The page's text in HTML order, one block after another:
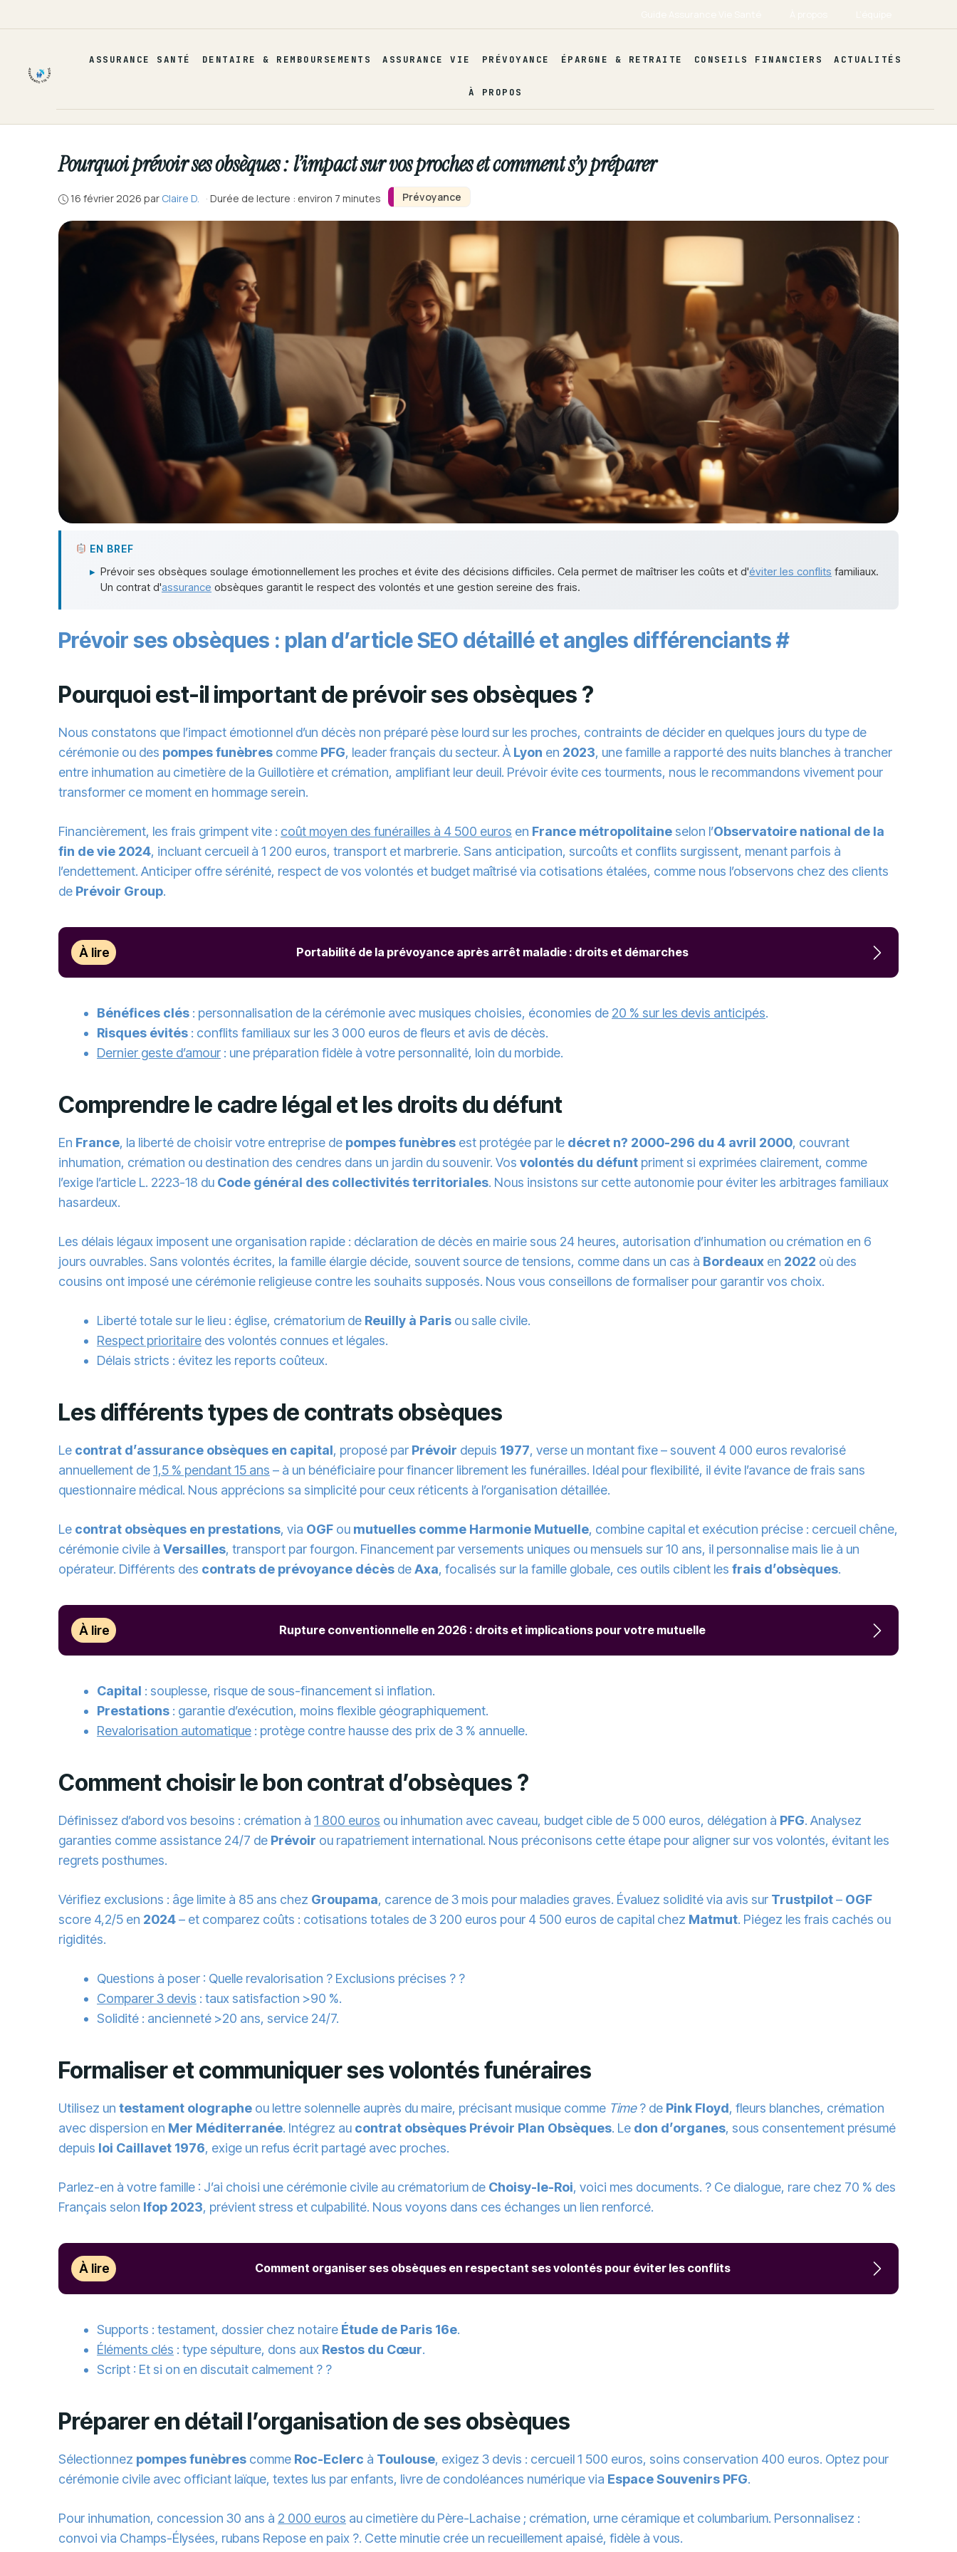
au
ASSURANCE SANTÉ DENTAIRE & REMBOURSEMENTS ASSURANCE VIE PRÉVOYANCE ÉPARGNE & RETRAITE CONSEILS FINANCIERS ACTUALITÉS
À PROPOS
Prévoyance
Pourquoi prévoir ses obsèques : l’impact sur vos proches et comment s’y préparer
16 février 2026 par Claire D. · Durée de lecture : environ 7 minutes
EN BREF
▸ Prévoir ses obsèques soulage émotionnellement les proches et évite des décisions difficiles. Cela permet de maîtriser les coûts et d'éviter les conflits familiaux.
Un contrat d'assurance obsèques garantit le respect des volontés et une gestion sereine des frais.
Prévoir ses obsèques : plan d’article SEO détaillé et angles différenciants#
Pourquoi est-il important de prévoir ses obsèques ?
Nous constatons que l’impact émotionnel d’un décès non préparé pèse lourd sur les proches, contraints de décider en quelques jours du type de
cérémonie ou des pompes funèbres comme PFG, leader français du secteur. À Lyon en 2023, une famille a rapporté des nuits blanches à trancher
entre inhumation au cimetière de la Guillotière et crémation, amplifiant leur deuil. Prévoir évite ces tourments, nous le recommandons vivement pour
transformer ce moment en hommage serein.
Financièrement, les frais grimpent vite : coût moyen des funérailles à 4 500 euros en France métropolitaine selon l’Observatoire national de la
fin de vie 2024, incluant cercueil à 1 200 euros, transport et marbrerie. Sans anticipation, surcoûts et conflits surgissent, menant parfois à
l’endettement. Anticiper offre sérénité, respect de vos volontés et budget maîtrisé via cotisations étalées, comme nous l’observons chez des clients
de Prévoir Group.
À lire Portabilité de la prévoyance après arrêt maladie : droits et démarches
Bénéfices clés : personnalisation de la cérémonie avec musiques choisies, économies de 20 % sur les devis anticipés.
Risques évités : conflits familiaux sur les 3 000 euros de fleurs et avis de décès.
Dernier geste d’amour : une préparation fidèle à votre personnalité, loin du morbide.
Comprendre le cadre légal et les droits du défunt
En France, la liberté de choisir votre entreprise de pompes funèbres est protégée par le décret n? 2000-296 du 4 avril 2000, couvrant
inhumation, crémation ou destination des cendres dans un jardin du souvenir. Vos volontés du défunt priment si exprimées clairement, comme
l’exige l’article L. 2223-18 du Code général des collectivités territoriales. Nous insistons sur cette autonomie pour éviter les arbitrages familiaux
hasardeux.
Les délais légaux imposent une organisation rapide : déclaration de décès en mairie sous 24 heures, autorisation d’inhumation ou crémation en 6
jours ouvrables. Sans volontés écrites, la famille élargie décide, souvent source de tensions, comme dans un cas à Bordeaux en 2022 où des
cousins ont imposé une cérémonie religieuse contre les souhaits supposés. Nous vous conseillons de formaliser pour garantir vos choix.
Liberté totale sur le lieu : église, crématorium de Reuilly à Paris ou salle civile.
Respect prioritaire des volontés connues et légales.
Délais stricts : évitez les reports coûteux.
Les différents types de contrats obsèques
Le contrat d’assurance obsèques en capital, proposé par Prévoir depuis 1977, verse un montant fixe – souvent 4 000 euros revalorisé
annuellement de1,5 % pendant 15 ans – à un bénéficiaire pour financer librement les funérailles. Idéal pour flexibilité, il évite l’avance de frais sans
questionnaire médical. Nous apprécions sa simplicité pour ceux réticents à l’organisation détaillée.
Le contrat obsèques en prestations, via OGF ou mutuelles comme Harmonie Mutuelle, combine capital et exécution précise : cercueil chêne,
cérémonie civile à Versailles, transport par fourgon. Financement par versements uniques ou mensuels sur 10 ans, il personnalise mais lie à un
opérateur. Différents des contrats de prévoyance décès deAxa, focalisés sur la famille globale, ces outils ciblent les frais d’obsèques.
À lire Rupture conventionnelle en 2026 : droits et implications pour votre mutuelle
Capital : souplesse, risque de sous-financement si inflation.
Prestations : garantie d’exécution, moins flexible géographiquement.
Revalorisation automatique : protège contre hausse des prix de 3 % annuelle.
Comment choisir le bon contrat d’obsèques ?
Définissez d’abord vos besoins : crémation à 1 800 euros ou inhumation avec caveau, budget cible de 5 000 euros, délégation à PFG. Analysez
garanties comme assistance 24/7 de Prévoir ou rapatriement international. Nous préconisons cette étape pour aligner sur vos volontés, évitant les
regrets posthumes.
Vérifiez exclusions : âge limite à 85 ans chez Groupama, carence de 3 mois pour maladies graves. Évaluez solidité via avis sur Trustpilot– OGF
score 4,2/5 en 2024– et comparez coûts : cotisations totales de 3 200 euros pour 4 500 euros de capital chez Matmut. Piégez les frais cachés ou
rigidités.
Questions à poser : Quelle revalorisation ? Exclusions précises ? ?
Comparer 3 devis : taux satisfaction >90 %.
Solidité : ancienneté >20 ans, service 24/7.
Formaliser et communiquer ses volontés funéraires
Utilisez un testament olographe ou lettre solennelle auprès du maire, précisant musique comme Time? de Pink Floyd, fleurs blanches, crémation
avec dispersion en Mer Méditerranée. Intégrez au contrat obsèques Prévoir Plan Obsèques. Le don d’organes, sous consentement présumé
depuis loi Caillavet 1976, exige un refus écrit partagé avec proches.
Parlez-en à votre famille : J’ai choisi une cérémonie civile au crématorium de Choisy-le-Roi, voici mes documents. ? Ce dialogue, rare chez 70 % des
Français selon Ifop 2023, prévient stress et culpabilité. Nous voyons dans ces échanges un lien renforcé.
À lire Comment organiser ses obsèques en respectant ses volontés pour éviter les conflits
Supports : testament, dossier chez notaire Étude de Paris 16e.
Éléments clés : type sépulture, dons aux Restos du Cœur.
Script : Et si on en discutait calmement ? ?
Préparer en détail l’organisation de ses obsèques
Sélectionnez pompes funèbres comme Roc-Eclerc à Toulouse, exigez 3 devis : cercueil 1 500 euros, soins conservation 400 euros. Optez pour
cérémonie civile avec officiant laïque, textes lus par enfants, livre de condoléances numérique via Espace Souvenirs PFG.
Pour inhumation, concession 30 ans à 2 000 euros au cimetière du Père-Lachaise ; crémation, urne céramique et columbarium. Personnalisez :
convoi via Champs-Élysées, rubans Repose en paix ?. Cette minutie crée un recueillement apaisé, fidèle à vous.